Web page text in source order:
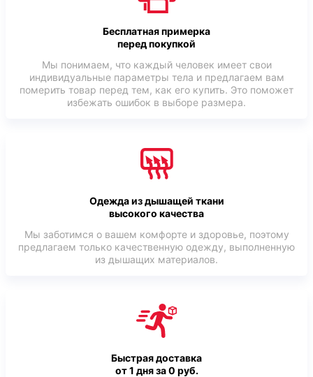
Бесплатная примерка
перед покупкой
Мы понимаем, что каждый человек имеет свои
индивидуальные параметры тела и предлагаем вам
померить товар перед тем, как его купить. Это поможет
избежать ошибок в выборе размера.
Одежда из дышащей ткани
высокого качества
Мы заботимся о вашем комфорте и здоровье, поэтому
предлагаем только качественную одежду, выполненную
из дышащих материалов.
Быстрая доставка
от 1 дня за 0 руб.